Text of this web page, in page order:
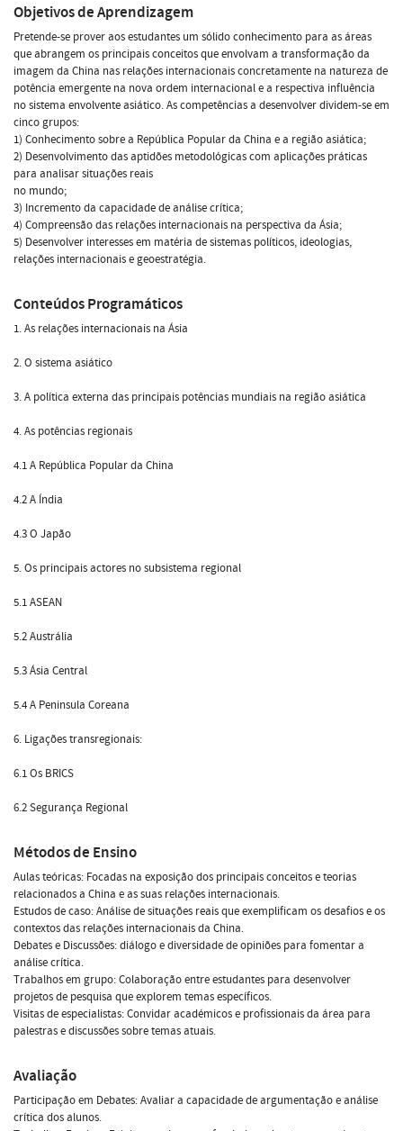
Objetivos de Aprendizagem
Pretende-se prover aos estudantes um sólido conhecimento para as áreas
que abrangem os principais conceitos que envolvam a transformação da
imagem da China nas relações internacionais concretamente na natureza de
potência emergente na nova ordem internacional e a respectiva influência
no sistema envolvente asiático. As competências a desenvolver dividem-se em
cinco grupos:
1) Conhecimento sobre a República Popular da China e a região asiática;
2) Desenvolvimento das aptidões metodológicas com aplicações práticas
para analisar situações reais
no mundo;
3) Incremento da capacidade de análise crítica;
4) Compreensão das relações internacionais na perspectiva da Ásia;
5) Desenvolver interesses em matéria de sistemas políticos, ideologias,
relações internacionais e geoestratégia.
Conteúdos Programáticos
1. As relações internacionais na Ásia
2. O sistema asiático
3. A política externa das principais potências mundiais na região asiática
4. As potências regionais
4.1 A República Popular da China
4.2 A Índia
4.3 O Japão
5. Os principais actores no subsistema regional
5.1 ASEAN
5.2 Austrália
5.3 Ásia Central
5.4 A Peninsula Coreana
6. Ligações transregionais:
6.1 Os BRICS
6.2 Segurança Regional
Métodos de Ensino
Aulas teóricas: Focadas na exposição dos principais conceitos e teorias
relacionados a China e as suas relações internacionais.
Estudos de caso: Análise de situações reais que exemplificam os desafios e os
contextos das relações internacionais da China.
Debates e Discussões: diálogo e diversidade de opiniões para fomentar a
análise crítica.
Trabalhos em grupo: Colaboração entre estudantes para desenvolver
projetos de pesquisa que explorem temas específicos.
Visitas de especialistas: Convidar académicos e profissionais da área para
palestras e discussões sobre temas atuais.
Avaliação
Participação em Debates: Avaliar a capacidade de argumentação e análise
crítica dos alunos.